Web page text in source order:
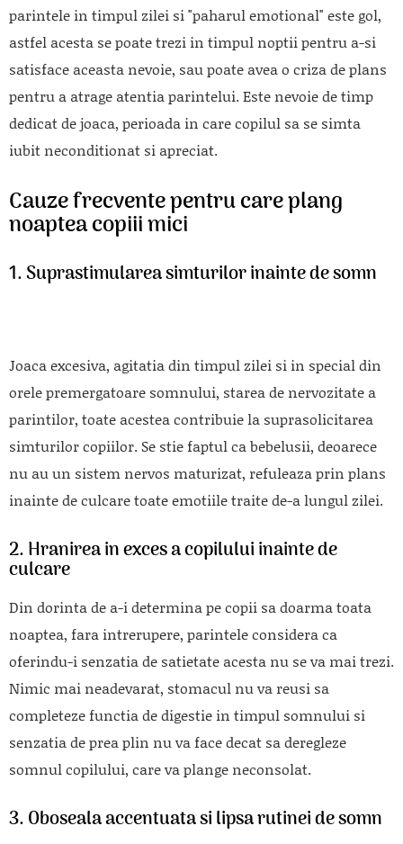
parintele in timpul zilei si "paharul emotional" este gol,
astfel acesta se poate trezi in timpul noptii pentru a-si
satisface aceasta nevoie, sau poate avea o criza de plans
pentru a atrage atentia parintelui. Este nevoie de timp
dedicat de joaca, perioada in care copilul sa se simta
iubit neconditionat si apreciat.
Cauze frecvente pentru care plang
noaptea copiii mici
1. Suprastimularea simturilor inainte de somn
Joaca excesiva, agitatia din timpul zilei si in special din
orele premergatoare somnului, starea de nervozitate a
parintilor, toate acestea contribuie la suprasolicitarea
simturilor copiilor. Se stie faptul ca bebelusii, deoarece
nu au un sistem nervos maturizat, refuleaza prin plans
inainte de culcare toate emotiile traite de-a lungul zilei.
2. Hranirea in exces a copilului inainte de
culcare
Din dorinta de a-i determina pe copii sa doarma toata
noaptea, fara intrerupere, parintele considera ca
oferindu-i senzatia de satietate acesta nu se va mai trezi.
Nimic mai neadevarat, stomacul nu va reusi sa
completeze functia de digestie in timpul somnului si
senzatia de prea plin nu va face decat sa deregleze
somnul copilului, care va plange neconsolat.
3. Oboseala accentuata si lipsa rutinei de somn